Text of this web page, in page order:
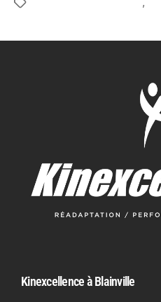
Kinexcellence à Blainville